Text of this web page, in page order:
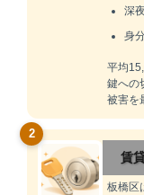
深
身
平均
鍵への
被害を
2
賃
板橋区